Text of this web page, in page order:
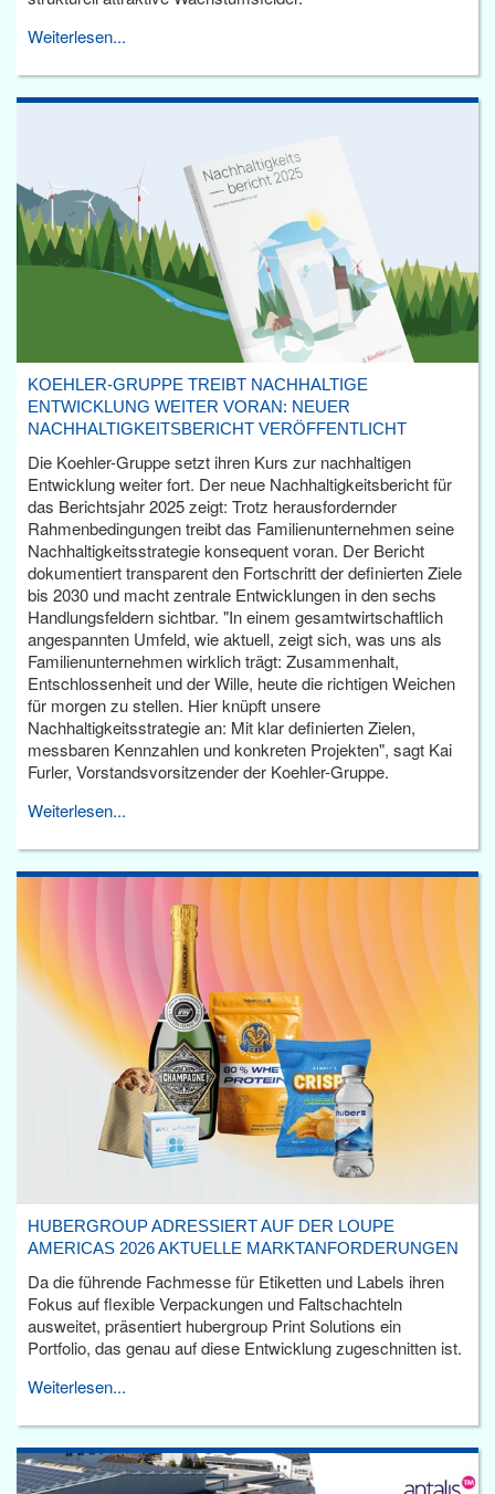
Weiterlesen...
KOEHLER-GRUPPE TREIBT NACHHALTIGE
ENTWICKLUNG WEITER VORAN: NEUER
NACHHALTIGKEITSBERICHT VERÖFFENTLICHT
Die Koehler-Gruppe setzt ihren Kurs zur nachhaltigen
Entwicklung weiter fort. Der neue Nachhaltigkeitsbericht für
das Berichtsjahr 2025 zeigt: Trotz herausfordernder
Rahmenbedingungen treibt das Familienunternehmen seine
Nachhaltigkeitsstrategie konsequent voran. Der Bericht
dokumentiert transparent den Fortschritt der definierten Ziele
bis 2030 und macht zentrale Entwicklungen in den sechs
Handlungsfeldern sichtbar. "In einem gesamtwirtschaftlich
angespannten Umfeld, wie aktuell, zeigt sich, was uns als
Familienunternehmen wirklich trägt: Zusammenhalt,
Entschlossenheit und der Wille, heute die richtigen Weichen
für morgen zu stellen. Hier knüpft unsere
Nachhaltigkeitsstrategie an: Mit klar definierten Zielen,
messbaren Kennzahlen und konkreten Projekten", sagt Kai
Furler, Vorstandsvorsitzender der Koehler-Gruppe.
Weiterlesen...
HUBERGROUP ADRESSIERT AUF DER LOUPE
AMERICAS 2026 AKTUELLE MARKTANFORDERUNGEN
Da die führende Fachmesse für Etiketten und Labels ihren
Fokus auf flexible Verpackungen und Faltschachteln
ausweitet, präsentiert hubergroup Print Solutions ein
Portfolio, das genau auf diese Entwicklung zugeschnitten ist.
Weiterlesen...